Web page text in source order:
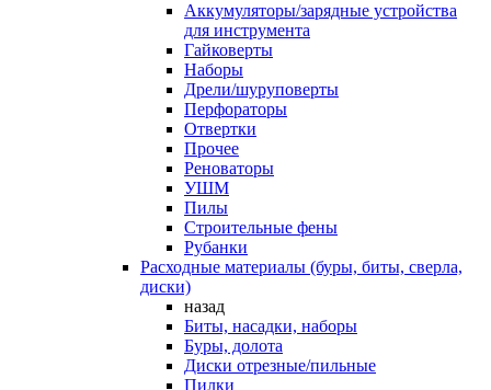
Аккумуляторы/зарядные устройства
для инструмента
Гайковерты
Наборы
Дрели/шуруповерты
Перфораторы
Отвертки
Прочее
Реноваторы
УШМ
Пилы
Строительные фены
Рубанки
Расходные материалы (буры, биты, сверла,
диски)
назад
Биты, насадки, наборы
Буры, долота
Диски отрезные/пильные
Пилки